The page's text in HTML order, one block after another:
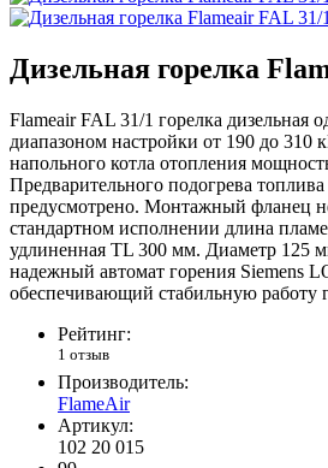
Дизельная горелка
Flameair FAL 31/1 горелка дизельная
диапазоном настройки от 190 до 310
напольного котла отопления
Предварительного подогрева
предусмотрено. Монтажный фланец
стандартном исполнении длина
удлиненная TL 300 мм. Диаметр 125
надежный автомат горения Siemens
обеспечивающий стабильную работу
Рейтинг:
1 отзыв
Производитель:
FlameAir
Артикул:
102 20 015